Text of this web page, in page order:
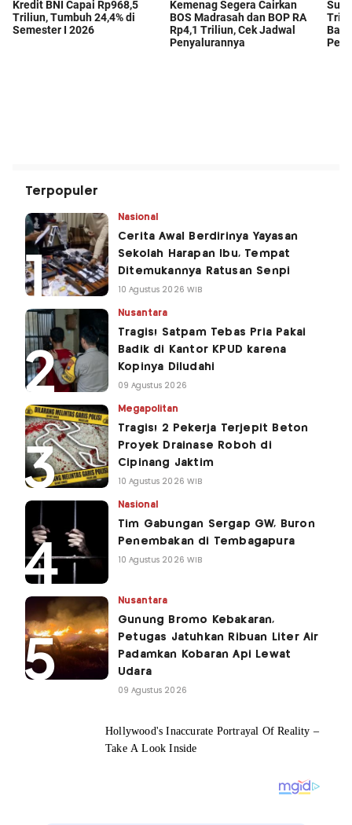
Terpopuler
Nasional
Cerita Awal Berdirinya Yayasan
Sekolah Harapan Ibu, Tempat
Ditemukannya Ratusan Senpi
10 Agustus 2026 WIB
Nusantara
Tragis! Satpam Tebas Pria Pakai
Badik di Kantor KPUD karena
Kopinya Diludahi
09 Agustus 2026
Megapolitan
Tragis! 2 Pekerja Terjepit Beton
Proyek Drainase Roboh di
Cipinang Jaktim
10 Agustus 2026 WIB
Nasional
Tim Gabungan Sergap GW, Buron
Penembakan di Tembagapura
10 Agustus 2026 WIB
Nusantara
Gunung Bromo Kebakaran,
Petugas Jatuhkan Ribuan Liter Air
Padamkan Kobaran Api Lewat
Udara
09 Agustus 2026